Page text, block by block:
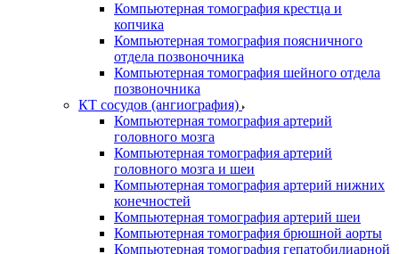
Компьютерная томография крестца и
копчика
Компьютерная томография поясничного
отдела позвоночника
Компьютерная томография шейного отдела
позвоночника
КТ сосудов (ангиография)
Компьютерная томография артерий
головного мозга
Компьютерная томография артерий
головного мозга и шеи
Компьютерная томография артерий нижних
конечностей
Компьютерная томография артерий шеи
Компьютерная томография брюшной аорты
Компьютерная томография гепатобилиарной